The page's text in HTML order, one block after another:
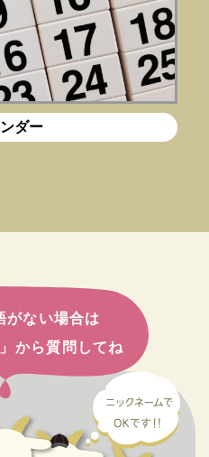
ダー
がない場合は
から質問してね